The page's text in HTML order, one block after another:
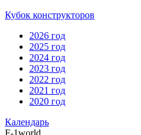
Кубок конструкторов
2026 год
2025 год
2024 год
2023 год
2022 год
2021 год
2020 год
Календарь
F-1world